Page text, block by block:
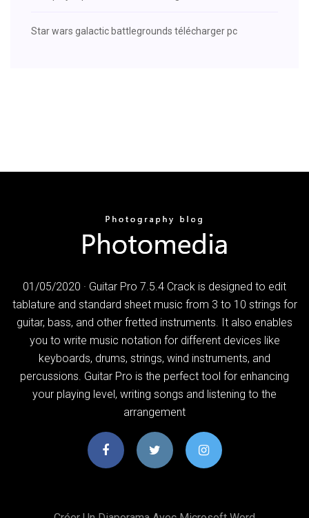
Star wars galactic battlegrounds télécharger pc
01/05/2020 · Guitar Pro 7.5.4 Crack is designed to edit
tablature and standard sheet music from 3 to 10 strings for
guitar, bass, and other fretted instruments. It also enables
you to write music notation for different devices like
keyboards, drums, strings, wind instruments, and
percussions. Guitar Pro is the perfect tool for enhancing
your playing level, writing songs and listening to the
arrangement